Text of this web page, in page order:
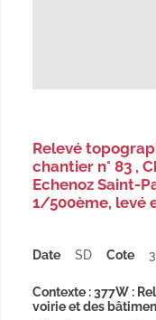
Relevé
chantier n° 83 ,
Echenoz Saint-
1/500ème, levé
Date SD Cote
Contexte : 377W :
voirie et des